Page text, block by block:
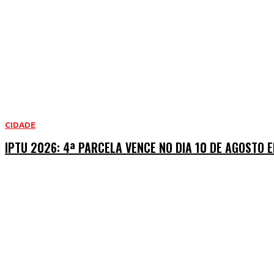
CIDADE
IPTU 2026: 4ª PARCELA VENCE NO DIA 10 DE AGOSTO